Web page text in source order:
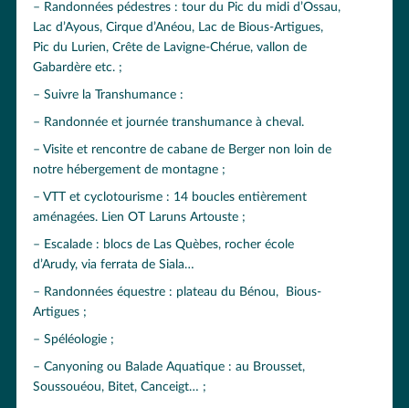
Randonnées pédestres : tour du Pic du midi d’Ossau,
Lac d’Ayous, Cirque d’Anéou, Lac de Bious-Artigues,
Pic du Lurien, Crête de Lavigne-Chérue, vallon de
Gabardère etc. ;
Suivre la Transhumance :
Randonnée et journée transhumance à cheval.
Visite et rencontre de cabane de Berger non loin de
notre hébergement de montagne ;
VTT et cyclotourisme : 14 boucles entièrement
aménagées. Lien OT Laruns Artouste ;
Escalade : blocs de Las Quèbes, rocher école
d’Arudy, via ferrata de Siala…
Randonnées équestre : plateau du Bénou, Bious-
Artigues ;
Spéléologie ;
Canyoning ou Balade Aquatique : au Brousset,
Soussouéou, Bitet, Canceigt… ;